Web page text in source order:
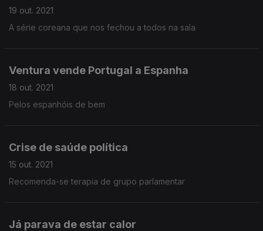
19 out. 2021
A série coreana que nos fechou a todos na sala
Ventura vende Portugal a Espanha
18 out. 2021
Pelos espanhóis de bem
Crise de saúde política
15 out. 2021
Recomenda-se terapia de grupo parlamentar
Já parava de estar calor